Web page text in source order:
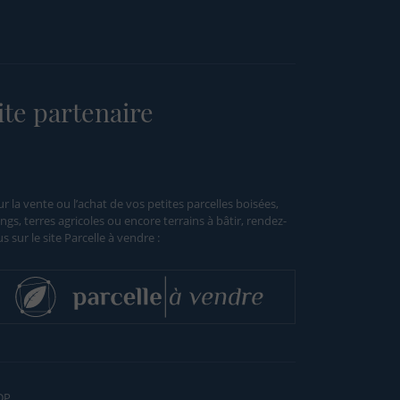
partenaire
la vente ou l’achat de vos petites parcelles boisées,
terres agricoles ou encore terrains à bâtir, rendez-
sur le site Parcelle à vendre :